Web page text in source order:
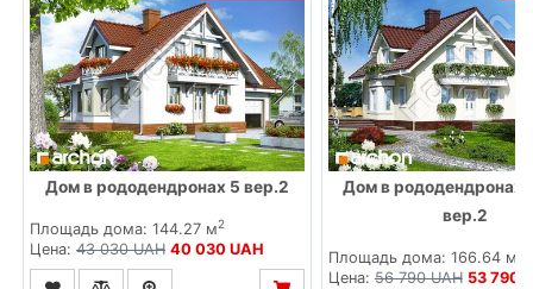
Дом в рододендронах 5 вер.2
Площадь дома: 144.27 м2
Цена: 43 030 UAH 40 030 UAH
Дом в рододендронах
вер.2
Площадь дома: 166.64 м
Цена:56 790 UAH 53 790